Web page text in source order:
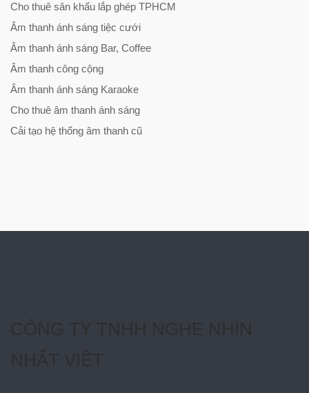
Cho thuê sân khấu lắp ghép TPHCM
Âm thanh ánh sáng tiệc cưới
Âm thanh ánh sáng Bar, Coffee
Âm thanh công cộng
Âm thanh ánh sáng Karaoke
Cho thuê âm thanh ánh sáng
Cải tạo hệ thống âm thanh cũ